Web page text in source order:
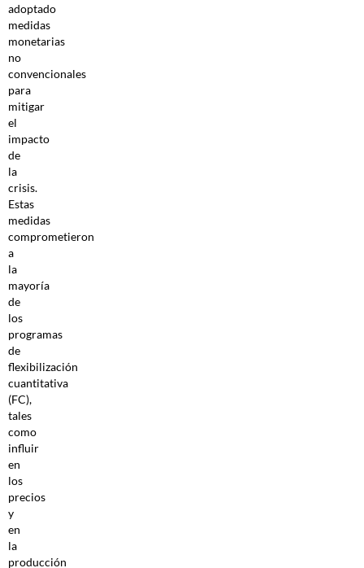
adoptado
medidas
monetarias
no
convencionales
para
mitigar
el
impacto
de
la
crisis.
Estas
medidas
comprometieron
a
la
mayoría
de
los
programas
de
flexibilización
cuantitativa
(FC),
tales
como
influir
en
los
precios
y
en
la
producción